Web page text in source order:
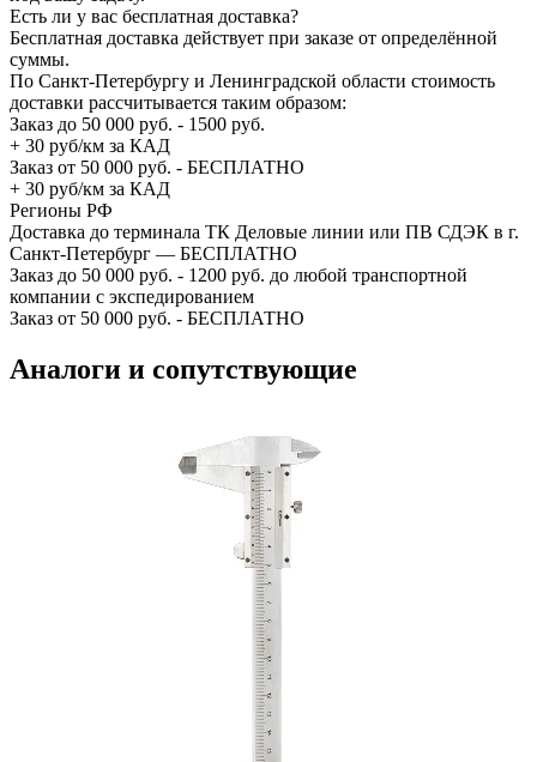
Есть ли у вас бесплатная доставка?
Бесплатная доставка действует при заказе от определённой
суммы.
По Санкт-Петербургу и Ленинградской области стоимость
доставки рассчитывается таким образом:
Заказ до 50 000 руб. - 1500 руб.
+ 30 руб/км за КАД
Заказ от 50 000 руб. - БЕСПЛАТНО
+ 30 руб/км за КАД
Регионы РФ
Доставка до терминала ТК Деловые линии или ПВ СДЭК в г.
Санкт-Петербург — БЕСПЛАТНО
Заказ до 50 000 руб. - 1200 руб. до любой транспортной
компании с экспедированием
Заказ от 50 000 руб. - БЕСПЛАТНО
Аналоги и сопутствующие